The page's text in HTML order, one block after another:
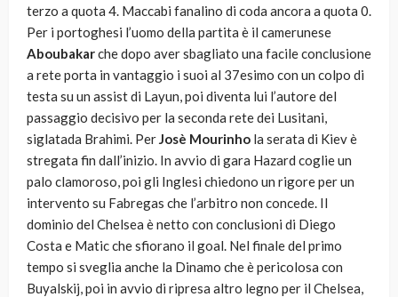
terzo a quota 4. Maccabi fanalino di coda ancora a quota 0.
Per i portoghesi l’uomo della partita è il camerunese
Aboubakarche dopo aver sbagliato una facile conclusione
a rete porta in vantaggio i suoi al 37esimo con un colpo di
testa su un assist di Layun, poi diventa lui l’autore del
passaggio decisivo per la seconda rete dei Lusitani,
siglatada Brahimi. PerJosè Mourinho la serata di Kiev è
stregata fin dall’inizio. In avvio di gara Hazard coglie un
palo clamoroso, poi gli Inglesi chiedono un rigore per un
intervento su Fabregas che l’arbitro non concede. Il
dominio del Chelsea è netto con conclusioni di Diego
Costa e Matic che sfiorano il goal. Nel finale del primo
tempo si sveglia anche la Dinamo che è pericolosa con
Buyalskij, poi in avvio di ripresa altro legno per il Chelsea,